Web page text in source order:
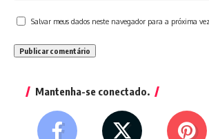
Salvar meus dados neste navegador para a próxima
Mantenha-se conectado.